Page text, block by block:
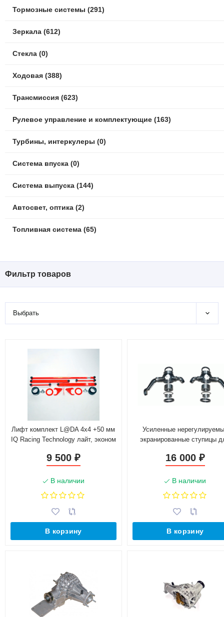
Тормозные системы (291)
Зеркала (612)
Стекла (0)
Ходовая (388)
Трансмиссия (623)
Рулевое управление и комплектующие (163)
Турбины, интеркулеры (0)
Система впуска (0)
Система выпуска (144)
Автосвет, оптика (2)
Топливная система (65)
Фильтр товаров
Выбрать
Лифт комплект L@DA 4х4 +50 мм
IQ Racing Technology лайт, эконом
9 500 ₽
В наличии
В корзину
Усиленные
экранированные ступицы
Chevrolet Niv@ (24 шлица)
16 000 ₽
В наличии
В корзину